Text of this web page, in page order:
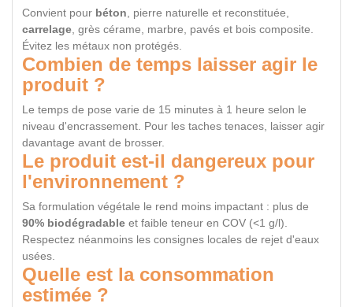
Convient pour béton, pierre naturelle et reconstituée,
carrelage, grès cérame, marbre, pavés et bois composite.
Évitez les métaux non protégés.
Combien de temps laisser agir le
produit ?
Le temps de pose varie de 15 minutes à 1 heure selon le
niveau d'encrassement. Pour les taches tenaces, laisser agir
davantage avant de brosser.
Le produit est-il dangereux pour
l'environnement ?
Sa formulation végétale le rend moins impactant : plus de
90% biodégradable et faible teneur en COV (<1 g/l).
Respectez néanmoins les consignes locales de rejet d'eaux
usées.
Quelle est la consommation
estimée ?